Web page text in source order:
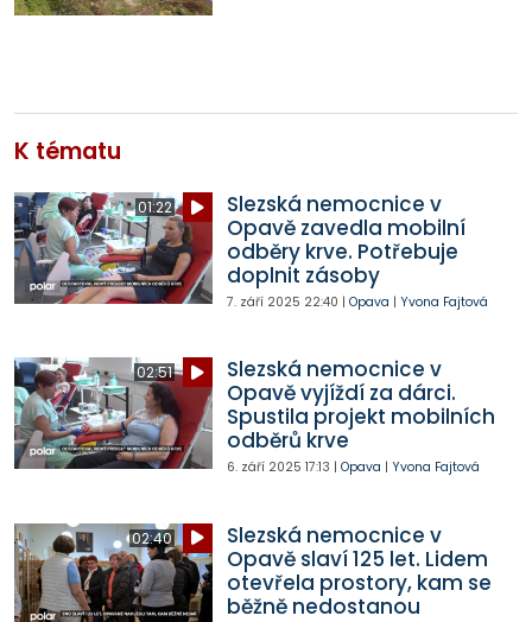
K tématu
01:22
Slezská nemocnice v
Opavě zavedla mobilní
odběry krve. Potřebuje
doplnit zásoby
7. září 2025 22:40 | Opava | Yvona Fajtová
02:51
Slezská nemocnice v
Opavě vyjíždí za dárci.
Spustila projekt mobilních
odběrů krve
6. září 2025 17:13 | Opava | Yvona Fajtová
02:40
Slezská nemocnice v
Opavě slaví 125 let. Lidem
otevřela prostory, kam se
běžně nedostanou